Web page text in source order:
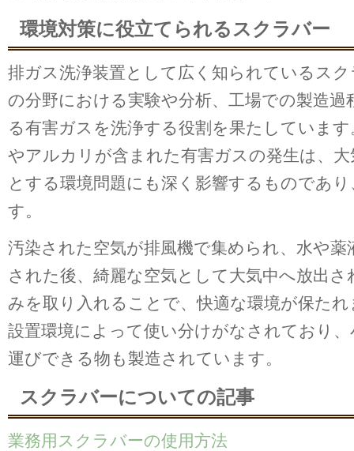
環境対策に役立てられるスクラバー
排ガス洗浄装置として広く知られているス
の分野における実験や分析、工場での製造過
る有害ガスを洗浄する役割を果たしていま
やアルカリが含まれた有害ガスの発生は、
とする環境問題にも深く影響するものであ
す。
汚染された空気が排風機で集められ、水や薬
された後、綺麗な空気として大気中へ放出
みを取り入れることで、快適な環境が保た
設置環境によって使い分けがなされており
運びできる物も製造されています。
スクラバーについての記事
業務用スクラバーの使用方法